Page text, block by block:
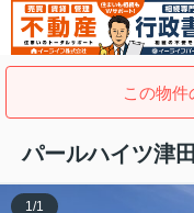
この物件
パールハイツ津
1/1